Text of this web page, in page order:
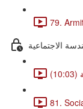
79.
الاجتماعية
81.